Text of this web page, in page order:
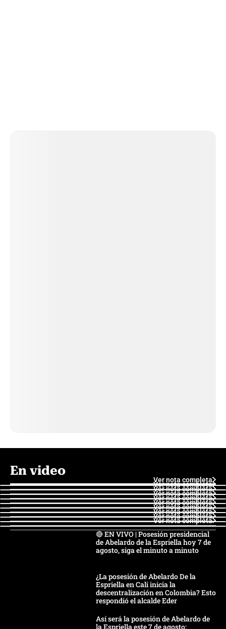
En video
Ver nota completa
Ver nota completa
Ver nota completa
Ver nota completa
Ver nota completa
Ver nota completa
Ver nota completa
Ver nota completa
Ver nota completa
Ver nota completa
🔴 EN VIVO | Posesión presidencial
de Abelardo de la Espriella hoy 7 de
agosto, siga el minuto a minuto
¿La posesión de Abelardo De la
Espriella en Cali inicia la
descentralización en Colombia? Esto
respondió el alcalde Eder
Así será la posesión de Abelardo de
la Espriella este 7 de agosto: